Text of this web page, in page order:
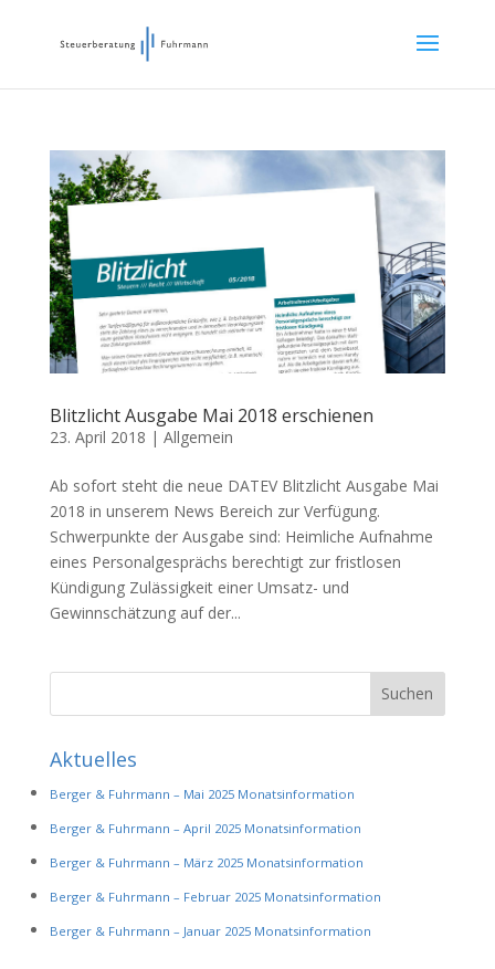
Blitzlicht Ausgabe Mai 2018 erschienen
23. April 2018 | Allgemein
Ab sofort steht die neue DATEV Blitzlicht Ausgabe Mai
2018 in unserem News Bereich zur Verfügung.
Schwerpunkte der Ausgabe sind: Heimliche Aufnahme
eines Personalgesprächs berechtigt zur fristlosen
Kündigung Zulässigkeit einer Umsatz- und
Gewinnschätzung auf der...
Aktuelles
Berger & Fuhrmann – Mai 2025 Monatsinformation
Berger & Fuhrmann – April 2025 Monatsinformation
Berger & Fuhrmann – März 2025 Monatsinformation
Berger & Fuhrmann – Februar 2025 Monatsinformation
Berger & Fuhrmann – Januar 2025 Monatsinformation